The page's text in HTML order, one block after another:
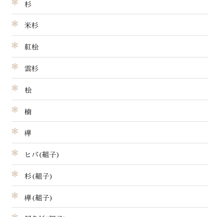
杉
米杉
紅桧
雲杉
桧
楠
欅
ヒバ(組子)
杉(組子)
欅(組子)